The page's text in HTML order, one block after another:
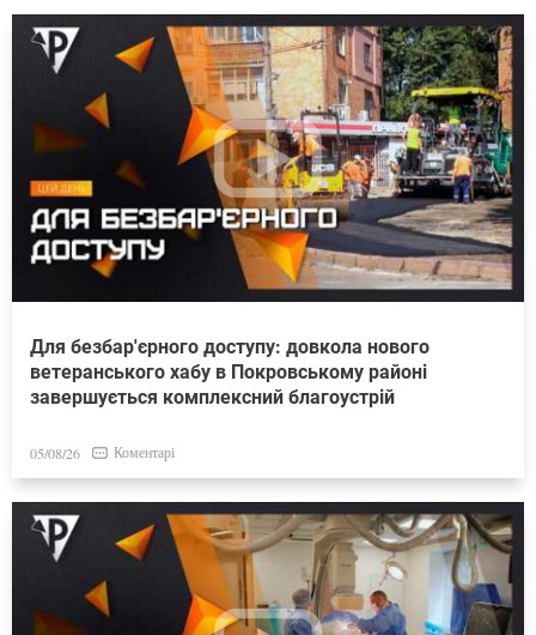
Для безбар'єрного доступу: довкола нового
ветеранського хабу в Покровському районі
завершується комплексний благоустрій
05/08/26 Коментарі